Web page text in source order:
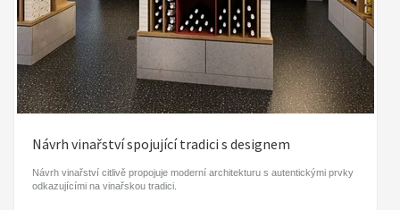
Návrh vinařství spojující tradici s designem
Návrh vinařství citlivě propojuje moderní architekturu s autentickými prvky
odkazujícími na vinařskou tradici.